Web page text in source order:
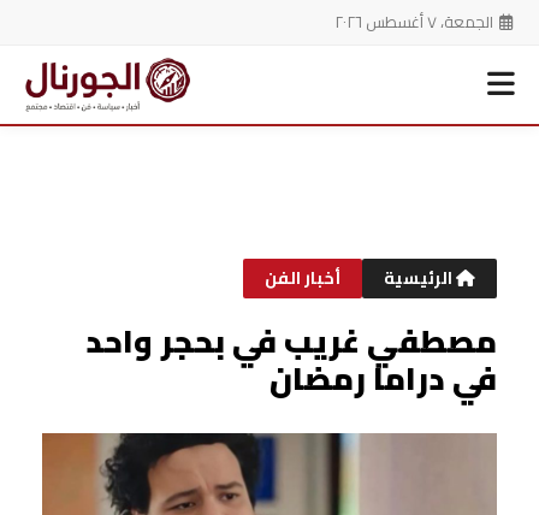
الجمعة، ٧ أغسطس ٢٠٢٦
الرئيسية أخبار الفن
مصطفي غريب في بحجر واحد
في دراما رمضان